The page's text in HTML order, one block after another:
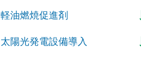
軽油燃焼促進剤
太陽光発電設備導入